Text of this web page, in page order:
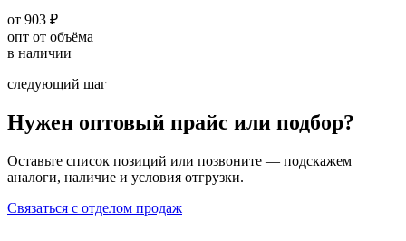
от 903 ₽
опт от объёма
в наличии
следующий шаг
Нужен оптовый прайс или подбор?
Оставьте список позиций или позвоните — подскажем
аналоги, наличие и условия отгрузки.
Связаться с отделом продаж